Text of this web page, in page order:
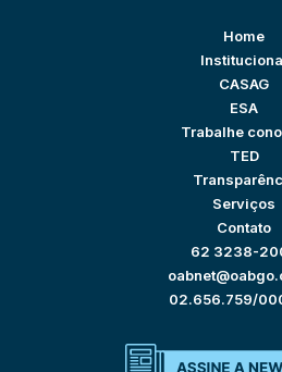
Home
CASAG
ESA
Trabalhe
TED
Serviços
Contato
62 3238-
02.656.759/